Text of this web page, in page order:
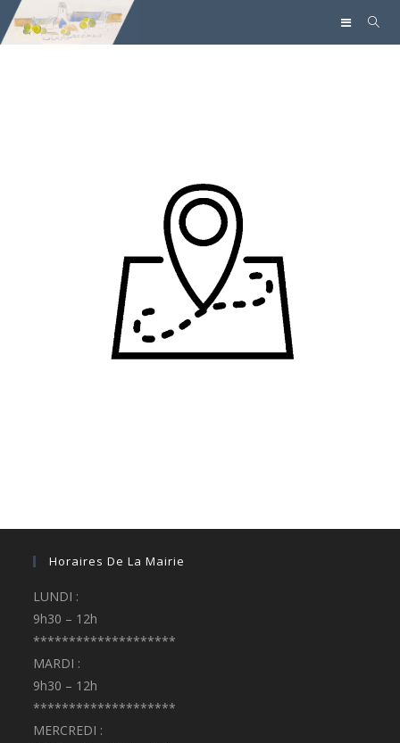
Horaires De La Mairie
LUNDI :
9h30 – 12h
********************
MARDI :
9h30 – 12h
********************
MERCREDI :